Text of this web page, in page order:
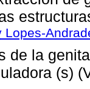
Lopes-
de la
(s)